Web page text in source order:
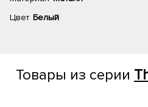
Цвет Белый
Товары из серии